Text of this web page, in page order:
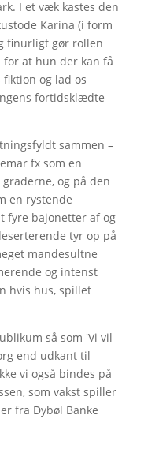
I et væk kastes den
Karina (i form
finurligt gør rollen
at hun der kan få
og lad os
fortidsklædte
sammen –
fx som en
og på den
en rystende
fyre bajonetter af og
tyr op på
mandesultne
og intenst
hvis hus, spillet
så som 'Vi vil
end udkant til
vi også bindes på
som vakst spiller
fra Dybøl Banke